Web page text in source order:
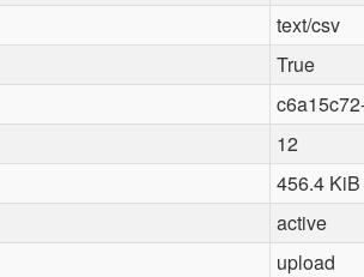
text/csv
True
12
456.4 KiB
active
upload